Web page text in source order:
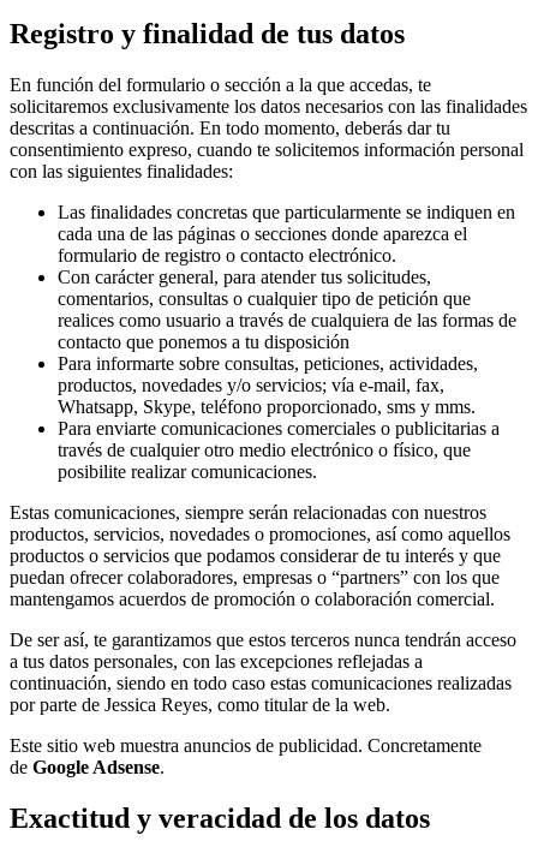
Registro y finalidad de tus datos
En función del formulario o sección a la que accedas, te
solicitaremos exclusivamente los datos necesarios con las finalidades
descritas a continuación. En todo momento, deberás dar tu
consentimiento expreso, cuando te solicitemos información personal
con las siguientes finalidades:
Las finalidades concretas que particularmente se indiquen en
cada una de las páginas o secciones donde aparezca el
formulario de registro o contacto electrónico.
Con carácter general, para atender tus solicitudes,
comentarios, consultas o cualquier tipo de petición que
realices como usuario a través de cualquiera de las formas de
contacto que ponemos a tu disposición
Para informarte sobre consultas, peticiones, actividades,
productos, novedades y/o servicios; vía e-mail, fax,
Whatsapp, Skype, teléfono proporcionado, sms y mms.
Para enviarte comunicaciones comerciales o publicitarias a
través de cualquier otro medio electrónico o físico, que
posibilite realizar comunicaciones.
Estas comunicaciones, siempre serán relacionadas con nuestros
productos, servicios, novedades o promociones, así como aquellos
productos o servicios que podamos considerar de tu interés y que
puedan ofrecer colaboradores, empresas o “partners” con los que
mantengamos acuerdos de promoción o colaboración comercial.
De ser así, te garantizamos que estos terceros nunca tendrán acceso
a tus datos personales, con las excepciones reflejadas a
continuación, siendo en todo caso estas comunicaciones realizadas
por parte de Jessica Reyes, como titular de la web.
Este sitio web muestra anuncios de publicidad. Concretamente
de Google Adsense.
Exactitud y veracidad de los datos